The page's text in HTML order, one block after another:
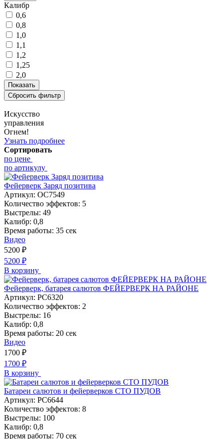
Калибр
0,6
0,8
1,0
1,1
1,2
1,25
2,0
Искусство
управления
Огнем!
Узнать подробнее
Сортировать
по цене
по артикулу
Фейерверк Заряд позитива
Артикул: ОС7549
Количество эффектов: 5
Выстрелы: 49
Калибр: 0,8
Время работы: 35 сек
Видео
5200 ₽
5200 ₽
В корзину
Фейерверк, батарея салютов ФЕЙЕРВЕРК НА РАЙОНЕ
Артикул: РС6320
Количество эффектов: 2
Выстрелы: 16
Калибр: 0,8
Время работы: 20 сек
Видео
1700 ₽
1700 ₽
В корзину
Батареи салютов и фейерверков СТО ПУДОВ
Артикул: РС6644
Количество эффектов: 8
Выстрелы: 100
Калибр: 0,8
Время работы: 70 сек